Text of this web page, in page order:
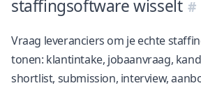
staffingsoftware wisselt
Vraag leveranciers om je echte
tonen: klantintake, jobaanvraag,
shortlist, submission, interview,